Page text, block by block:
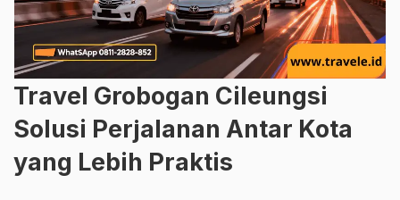
Travel Grobogan Cileungsi
Solusi Perjalanan Antar Kota
yang Lebih Praktis